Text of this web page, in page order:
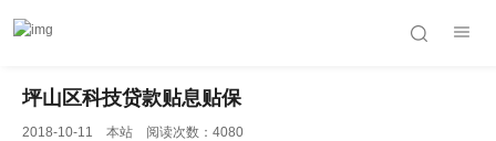
坪山区科技贷款贴息贴保
2018-10-11 本站 阅读次数：4080